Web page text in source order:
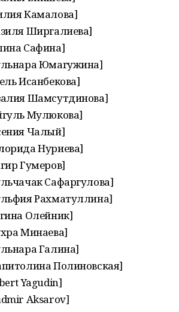
Камалова]
Ширгалиева]
Сафина]
Юмагужина]
Исанбекова]
Шамсутдинова]
Мулюкова]
Чалый]
Нуриева]
Гумеров]
Сафаргулова]
Рахматуллина]
Олейник]
Минаева]
Галина]
Полиновская]
Yagudin]
Aksarov]